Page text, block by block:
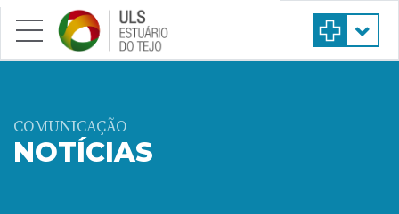
Saltar para conteúdo principal
COMUNICAÇÃO
NOTÍCIAS